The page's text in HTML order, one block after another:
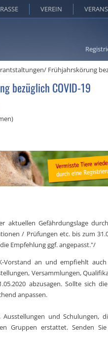
RASSE VEREIN
Frühjahrskörung
bezüglich COVID-19
aktuellen Gefährdungslage
/ Prüfungen etc. bis zum
Empfehlung ggf. angepasst."/
Vorstand an und empfiehlt
Versammlungen,
abzusagen. Sollte sich
anpassen.
und Schulungen,
Gruppen erstattet. Senden